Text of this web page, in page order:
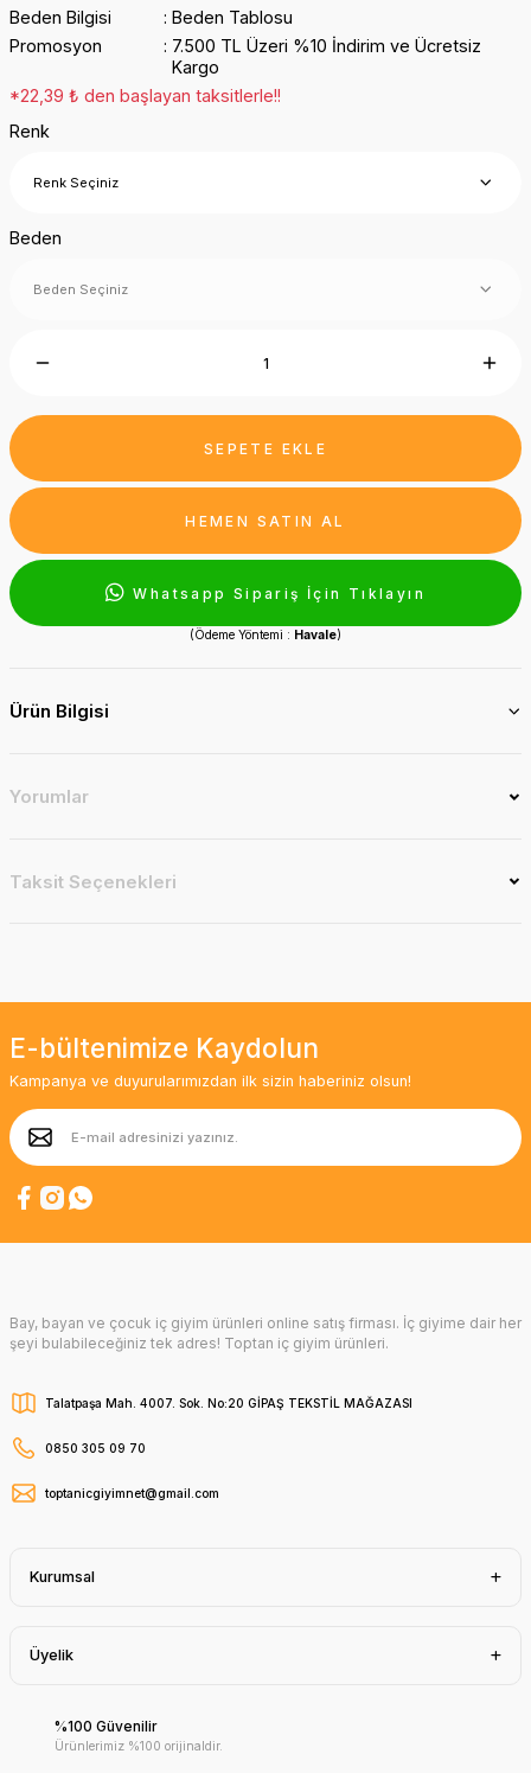
Beden Bilgisi
Beden Tablosu
Promosyon
7.500 TL Üzeri %10 İndirim ve Ücretsiz
Kargo
*22,39 ₺ den başlayan taksitlerle!!
Renk
Beden
SEPETE EKLE
HEMEN SATIN AL
Whatsapp Sipariş İçin Tıklayın
(Ödeme Yöntemi : Havale)
Ürün Bilgisi
Yorumlar
Taksit Seçenekleri
E-bültenimize Kaydolun
Kampanya ve duyurularımızdan ilk sizin haberiniz olsun!
Bay, bayan ve çocuk iç giyim ürünleri online satış firması. İç giyime dair her
şeyi bulabileceğiniz tek adres! Toptan iç giyim ürünleri.
Talatpaşa Mah. 4007. Sok. No:20 GİPAŞ TEKSTİL MAĞAZASI
0850 305 09 70
toptanicgiyimnet@gmail.com
Kurumsal
Üyelik
%100 Güvenilir
Ürünlerimiz %100 orijinaldir.